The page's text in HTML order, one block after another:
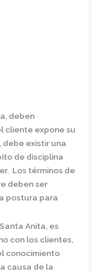
deben
cliente expone su
existir una
de disciplina
Los términos de
deben ser
postura para
Anita, es
con los clientes,
conocimiento
causa de la